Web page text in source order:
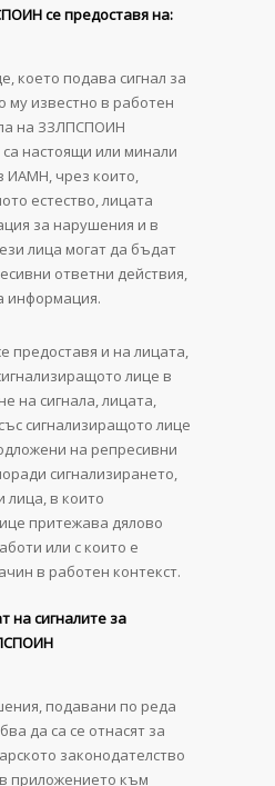
се предоставя на:
което подава сигнал за
му известно в работен
на ЗЗЛПСПОИН
са настоящи или минали
ИАМН, чрез които,
естество, лицата
за нарушения и в
лица могат да бъдат
ответни действия,
информация.
предоставя и на лицата,
лице в
на сигнала, лицата,
сигнализиращото лице
на репресивни
сигнализирането,
лица, в които
притежава дялово
или с които е
в работен контекст.
на сигналите за
подавани по реда
да са се отнасят за
законодателство
приложението към